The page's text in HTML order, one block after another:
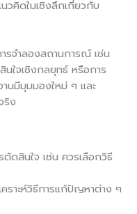
วคิดในเชิงลึกเกี่ยวกับ
รจำลองสถานการณ์ เช่น
นใจเชิงกลยุทธ์ หรือการ
นมีมุมมองใหม่ ๆ และ
ริง
ตัดสินใจ เช่น ควรเลือกวิธี
ราะห์วิธีการแก้ปัญหาต่าง ๆ